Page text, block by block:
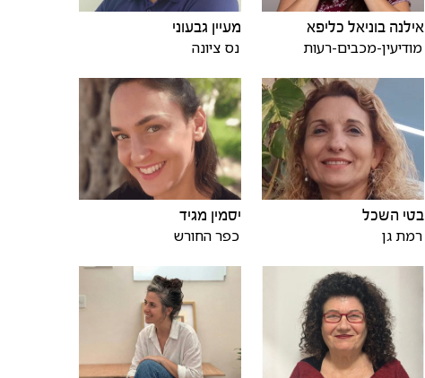
אילנה בוניאל כליפא
מודיעין-מכבים-רעות
מעיין גבעוני
נס ציונה
בטי השכל
רמת גן
יסמין מגיד
כפר החורש